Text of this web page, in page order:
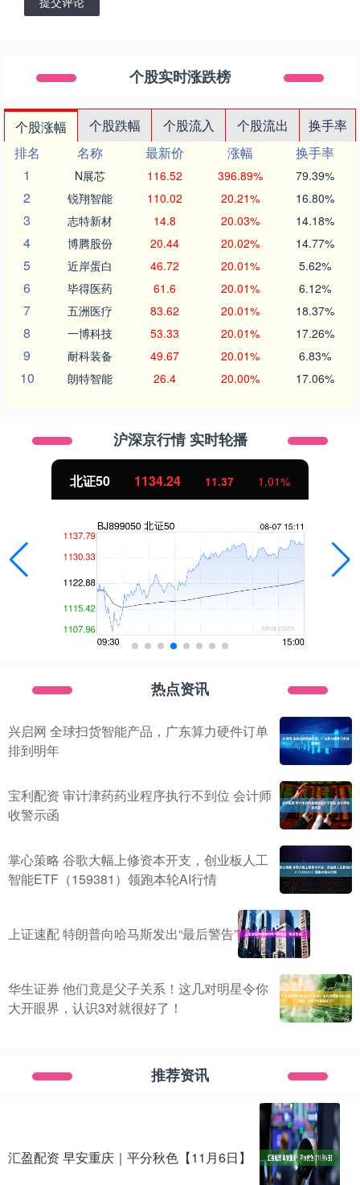
个股实时涨跌榜
个股涨幅 个股跌幅 个股流入 个股流出
换手率
排名
名称 最新价 涨幅
换手率
1
N展芯 116.52 396.89% 79.39%
2 锐翔智能 110.02 20.21% 16.80%
3 志特新材 14.8 20.03% 14.18%
4 博腾股份 20.44 20.02% 14.77%
5 近岸蛋白 46.72 20.01% 5.62%
6 毕得医药 61.6 20.01% 6.12%
7 五洲医疗 83.62 20.01% 18.37%
8 一博科技 53.33 20.01% 17.26%
9 耐科装备 49.67 20.01% 6.83%
10 朗特智能 26.4 20.00% 17.06%
沪深京行情 实时轮播
北证50 1134.24 11.37 1.01%
热点资讯
兴启网 全球扫货智能产品，广东算力硬件订单
排到明年
宝利配资 审计津药药业程序执行不到位 会计师
收警示函
掌心策略 谷歌大幅上修资本开支，创业板人工
智能ETF（159381）领跑本轮AI行情
上证速配 特朗普向哈马斯发出“最后警告”
华生证券 他们竟是父子关系！这几对明星令你
大开眼界，认识3对就很好了！
推荐资讯
汇盈配资 早安重庆｜平分秋色【11月6日】